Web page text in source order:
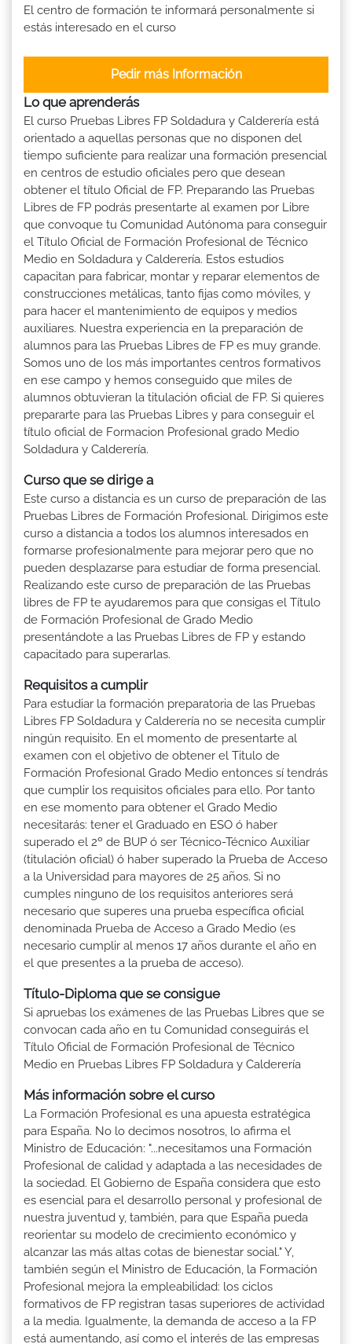
El centro de formación te informará personalmente si
estás interesado en el curso
Pedir más Información
Lo que aprenderás
El curso Pruebas Libres FP Soldadura y Calderería está
orientado a aquellas personas que no disponen del
tiempo suficiente para realizar una formación presencial
en centros de estudio oficiales pero que desean
obtener el título Oficial de FP. Preparando las Pruebas
Libres de FP podrás presentarte al examen por Libre
que convoque tu Comunidad Autónoma para conseguir
el Título Oficial de Formación Profesional de Técnico
Medio en Soldadura y Calderería. Estos estudios
capacitan para fabricar, montar y reparar elementos de
construcciones metálicas, tanto fijas como móviles, y
para hacer el mantenimiento de equipos y medios
auxiliares. Nuestra experiencia en la preparación de
alumnos para las Pruebas Libres de FP es muy grande.
Somos uno de los más importantes centros formativos
en ese campo y hemos conseguido que miles de
alumnos obtuvieran la titulación oficial de FP. Si quieres
prepararte para las Pruebas Libres y para conseguir el
título oficial de Formacion Profesional grado Medio
Soldadura y Calderería.
Curso que se dirige a
Este curso a distancia es un curso de preparación de las
Pruebas Libres de Formación Profesional. Dirigimos este
curso a distancia a todos los alumnos interesados en
formarse profesionalmente para mejorar pero que no
pueden desplazarse para estudiar de forma presencial.
Realizando este curso de preparación de las Pruebas
libres de FP te ayudaremos para que consigas el Título
de Formación Profesional de Grado Medio
presentándote a las Pruebas Libres de FP y estando
capacitado para superarlas.
Requisitos a cumplir
Para estudiar la formación preparatoria de las Pruebas
Libres FP Soldadura y Calderería no se necesita cumplir
ningún requisito. En el momento de presentarte al
examen con el objetivo de obtener el Titulo de
Formación Profesional Grado Medio entonces sí tendrás
que cumplir los requisitos oficiales para ello. Por tanto
en ese momento para obtener el Grado Medio
necesitarás: tener el Graduado en ESO ó haber
superado el 2º de BUP ó ser Técnico-Técnico Auxiliar
(titulación oficial) ó haber superado la Prueba de Acceso
a la Universidad para mayores de 25 años. Si no
cumples ninguno de los requisitos anteriores será
necesario que superes una prueba específica oficial
denominada Prueba de Acceso a Grado Medio (es
necesario cumplir al menos 17 años durante el año en
el que presentes a la prueba de acceso).
Título-Diploma que se consigue
Si apruebas los exámenes de las Pruebas Libres que se
convocan cada año en tu Comunidad conseguirás el
Título Oficial de Formación Profesional de Técnico
Medio en Pruebas Libres FP Soldadura y Calderería
Más información sobre el curso
La Formación Profesional es una apuesta estratégica
para España. No lo decimos nosotros, lo afirma el
Ministro de Educación: "...necesitamos una Formación
Profesional de calidad y adaptada a las necesidades de
la sociedad. El Gobierno de España considera que esto
es esencial para el desarrollo personal y profesional de
nuestra juventud y, también, para que España pueda
reorientar su modelo de crecimiento económico y
alcanzar las más altas cotas de bienestar social." Y,
también según el Ministro de Educación, la Formación
Profesional mejora la empleabilidad: los ciclos
formativos de FP registran tasas superiores de actividad
a la media. Igualmente, la demanda de acceso a la FP
está aumentando, así como el interés de las empresas